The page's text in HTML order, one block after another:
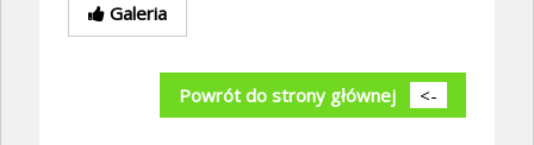
Galeria
Powrót do strony głównej <-